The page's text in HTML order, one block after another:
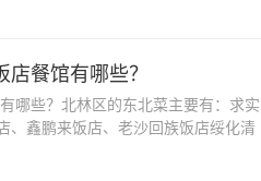
餐馆有哪些？
哪些？北林区的东北菜主要有：求实
、鑫鹏来饭店、老沙回族饭店绥化清